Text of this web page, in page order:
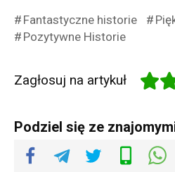
Fantastyczne historie
Pozytywne Historie
Zagłosuj na artykuł
Podziel się ze